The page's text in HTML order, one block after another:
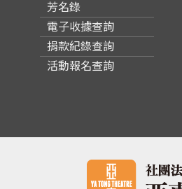
芳名錄
電子收據查詢
捐款紀錄查詢
活動報名查詢